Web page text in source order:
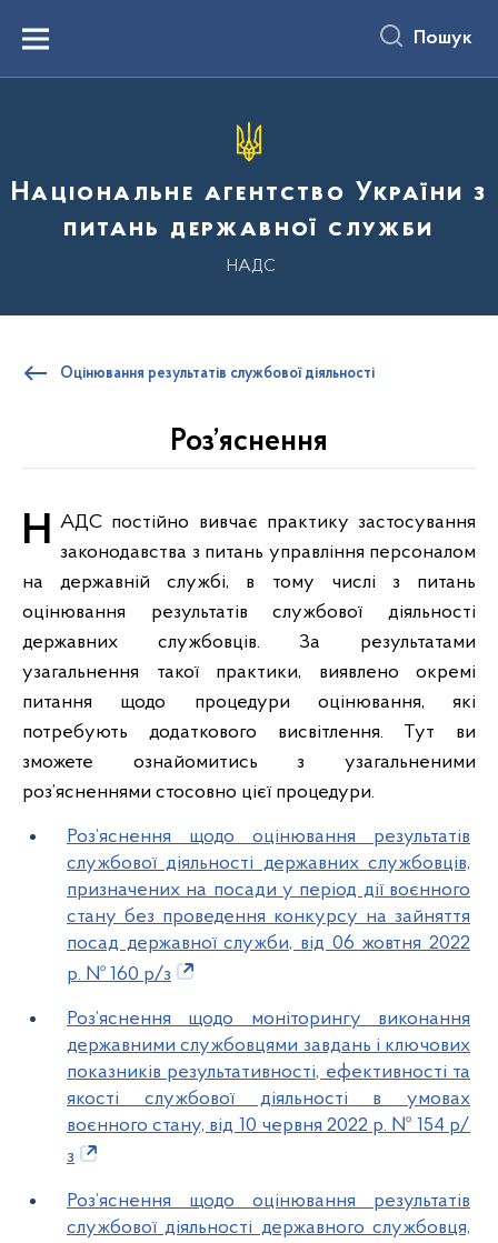
вмістуMenu Пошук
Національне агентство України з
питань державної служби
НАДС
Оцінювання результатів службової діяльності
Роз’яснення
НАДС постійно вивчає практику застосування законодавства з питань управління персоналом
на державній службі, в тому числі з питань
оцінювання результатів службової діяльності
державних службовців. За результатами
узагальнення такої практики, виявлено окремі
питання щодо процедури оцінювання, які
потребують додаткового висвітлення. Тут ви
зможете ознайомитись з узагальненими
роз’ясненнями стосовно цієї процедури.
Роз’яснення щодо оцінювання результатів
службової діяльності державних службовців,
призначених на посади у період дії воєнного
стану без проведення конкурсу на зайняття
посад державної служби, від 06 жовтня 2022
р. № 160 р/з
Роз’яснення щодо моніторингу виконання
державними службовцями завдань і ключових
показників результативності, ефективності та
якості службової діяльності в умовах
воєнного стану, від 10 червня 2022 р. № 154 р/
з
Роз’яснення щодо оцінювання результатів
службової діяльності державного службовця,